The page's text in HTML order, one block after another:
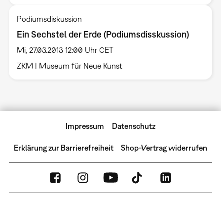
Podiumsdiskussion
Ein Sechstel der Erde (Podiumsdisskussion)
Mi, 27.03.2013 12:00 Uhr CET
ZKM | Museum für Neue Kunst
Impressum Datenschutz
Erklärung zur Barrierefreiheit Shop-Vertrag widerrufen